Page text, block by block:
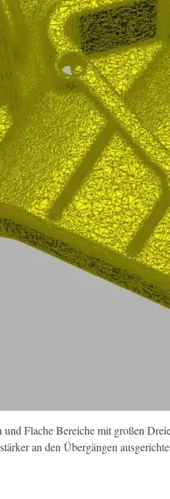
Flache Bereiche mit großen
an den Übergängen